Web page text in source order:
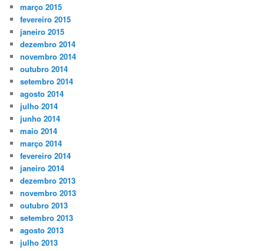
março 2015
fevereiro 2015
janeiro 2015
dezembro 2014
novembro 2014
outubro 2014
setembro 2014
agosto 2014
julho 2014
junho 2014
maio 2014
março 2014
fevereiro 2014
janeiro 2014
dezembro 2013
novembro 2013
outubro 2013
setembro 2013
agosto 2013
julho 2013